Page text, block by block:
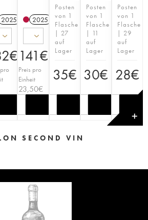
2025 T
€
2025 T
141€
Preis pro
Einheit
23,50€
Posten
von 1
Flasche
| 27
auf
Lager
35€
Posten
von 1
Flasche
| 11
auf
Lager
30€
Posten
von 1
Flasche
| 29
auf
Lager
28€
✕
SECOND VIN